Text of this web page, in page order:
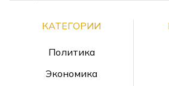
КАТЕГОРИИ
Политика
Экономика